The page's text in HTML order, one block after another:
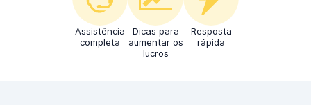
Assistência
completa
Dicas para
aumentar os
lucros
Resposta
rápida